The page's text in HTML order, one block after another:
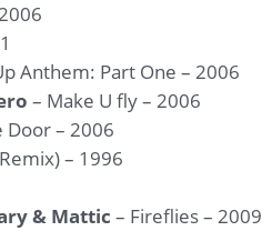
Anthem: Part One – 2006
– Make U fly – 2006
Door – 2006
– 1996
& Mattic – Fireflies – 2009